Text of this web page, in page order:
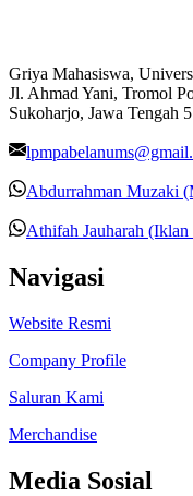
Griya Mahasiswa,
Jl. Ahmad Yani, Tromol
Sukoharjo, Jawa Tengah
Abdurrahman Muzaki
Athifah Jauharah (Iklan
Navigasi
Website Resmi
Company Profile
Saluran Kami
Merchandise
Media Sosial